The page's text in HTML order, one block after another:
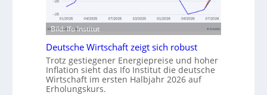
u
s
t
r
i
ü
r
n
a
c
Bild: Ifo Institut
Deutsche Wirtschaft zeigt sich robust
Trotz gestiegener Energiepreise und hoher
Inflation sieht das Ifo Institut die deutsche
Wirtschaft im ersten Halbjahr 2026 auf
Erholungskurs.